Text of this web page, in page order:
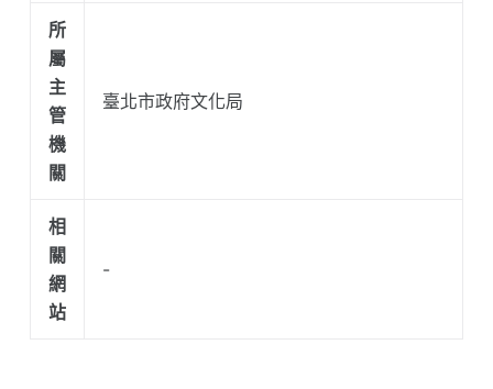
所
屬
主
管
機
關
臺北市政府文化局
相
關
網
站
-